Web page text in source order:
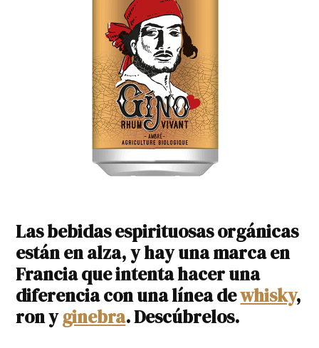
Las bebidas espirituosas orgánicas
están en alza, y hay una marca en
Francia que intenta hacer una
diferencia con una línea dewhisky,
ron yginebra. Descúbrelos.